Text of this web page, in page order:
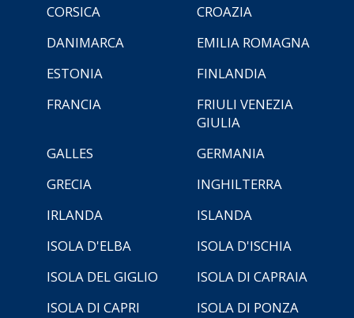
CORSICA
CROAZIA
DANIMARCA
EMILIA ROMAGNA
ESTONIA
FINLANDIA
FRANCIA
FRIULI VENEZIA
GIULIA
GALLES
GERMANIA
GRECIA
INGHILTERRA
IRLANDA
ISLANDA
ISOLA D'ELBA
ISOLA D'ISCHIA
ISOLA DEL GIGLIO
ISOLA DI CAPRAIA
ISOLA DI CAPRI
ISOLA DI PONZA